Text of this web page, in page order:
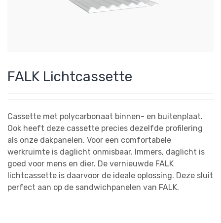
FALK Lichtcassette
Cassette met polycarbonaat binnen- en buitenplaat.
Ook heeft deze cassette precies dezelfde profilering
als onze dakpanelen. Voor een comfortabele
werkruimte is daglicht onmisbaar. Immers, daglicht is
goed voor mens en dier. De vernieuwde FALK
lichtcassette is daarvoor de ideale oplossing. Deze sluit
perfect aan op de sandwichpanelen van FALK.